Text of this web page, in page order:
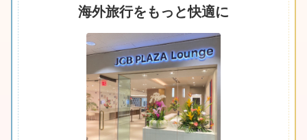
海外旅行をもっと快適に